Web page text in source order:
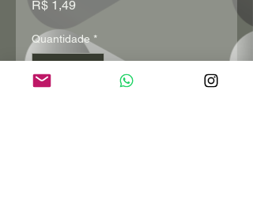
R$ 1,49Preço
Quantidade *